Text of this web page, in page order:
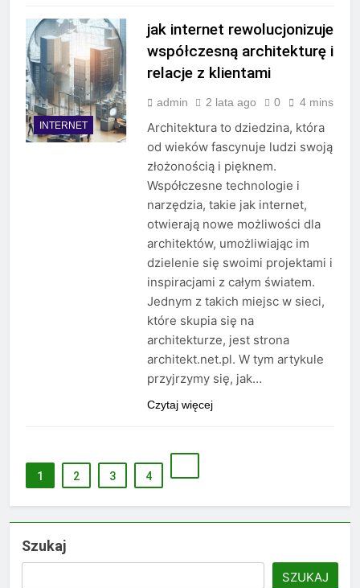
INTERNET
jak internet rewolucjonizuje
współczesną architekturę i
relacje z klientami
admin 2 lata ago 0 4 mins
Architektura to dziedzina, która
od wieków fascynuje ludzi swoją
złożonością i pięknem.
Współczesne technologie i
narzędzia, takie jak internet,
otwierają nowe możliwości dla
architektów, umożliwiając im
dzielenie się swoimi projektami i
inspiracjami z całym światem.
Jednym z takich miejsc w sieci,
które skupia się na
architekturze, jest strona
architekt.net.pl. W tym artykule
przyjrzymy się, jak…
Czytaj więcej
1 2 3 4
Szukaj
SZUKAJ